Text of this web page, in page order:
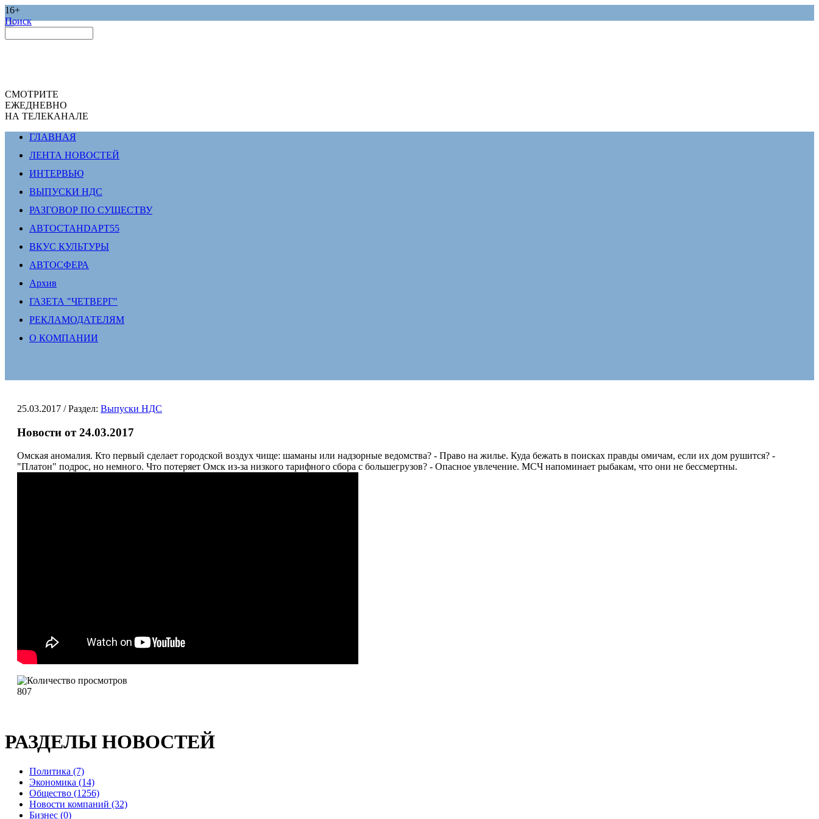
16+
Поиск
СМОТРИТЕ
ЕЖЕДНЕВНО
НА ТЕЛЕКАНАЛЕ
ГЛАВНАЯ
ЛЕНТА НОВОСТЕЙ
ИНТЕРВЬЮ
ВЫПУСКИ НДС
РАЗГОВОР ПО СУЩЕСТВУ
АВТОСТАНDАРТ55
ВКУС КУЛЬТУРЫ
АВТОСФЕРА
Архив
ГАЗЕТА "ЧЕТВЕРГ"
РЕКЛАМОДАТЕЛЯМ
О КОМПАНИИ
25.03.2017 / Раздел: Выпуски НДС
Новости от 24.03.2017
Омская аномалия. Кто первый сделает городской воздух чище: шаманы или надзорные ведомства? - Право на жилье. Куда бежать в поисках правды омичам, если их дом рушится? -
"Платон" подрос, но немного. Что потеряет Омск из-за низкого тарифного сбора с большегрузов? - Опасное увлечение. МСЧ напоминает рыбакам, что они не бессмертны.
807
РАЗДЕЛЫ НОВОСТЕЙ
Политика (7)
Экономика (14)
Общество (1256)
Новости компаний (32)
Бизнес (0)